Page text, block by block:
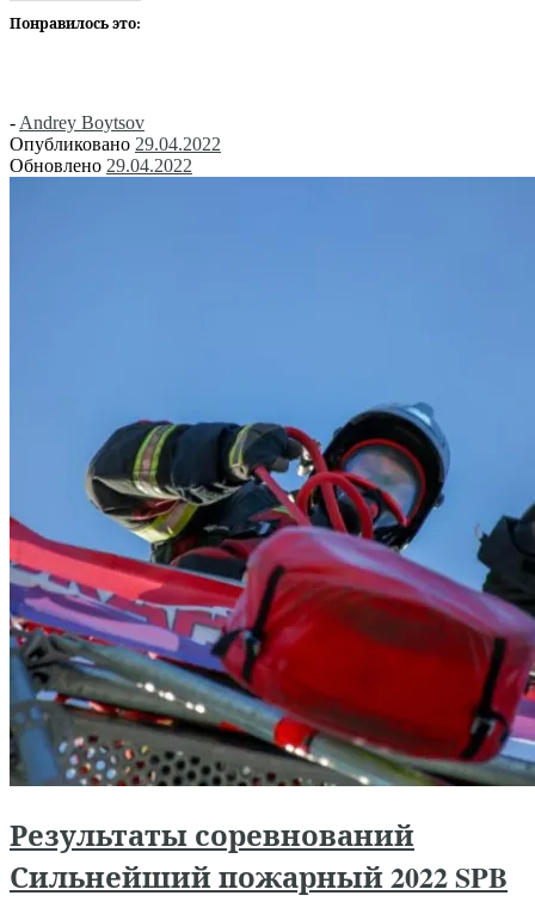
Понравилось это:
- Andrey Boytsov
Опубликовано 29.04.2022
Обновлено 29.04.2022
Результаты соревнований
Сильнейший пожарный 2022 SPB